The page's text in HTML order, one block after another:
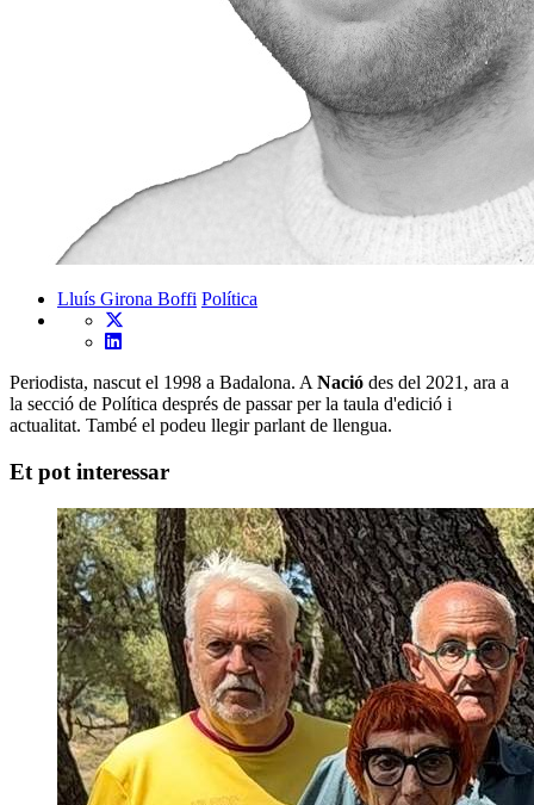
Lluís Girona Boffi Política
Periodista, nascut el 1998 a Badalona. ANació des del 2021, ara a
la secció de Política després de passar per la taula d'edició i
actualitat. També el podeu llegir parlant de llengua.
Et pot interessar